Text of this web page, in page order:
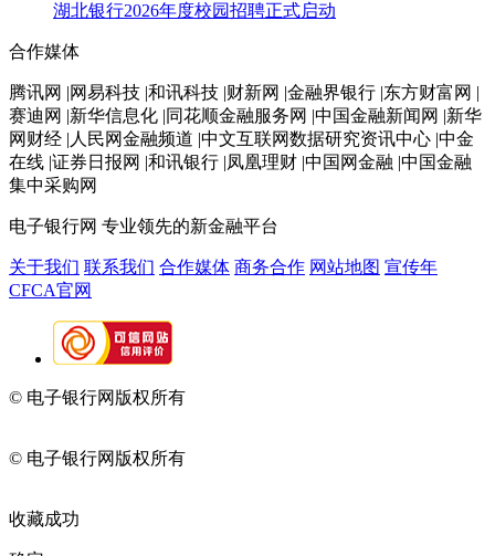
湖北银行2026年度校园招聘正式启动
合作媒体
腾讯网 |网易科技 |和讯科技 |财新网 |金融界银行 |东方财富网 |
赛迪网 |新华信息化 |同花顺金融服务网 |中国金融新闻网 |新华
网财经 |人民网金融频道 |中文互联网数据研究资讯中心 |中金
在线 |证券日报网 |和讯银行 |凤凰理财 |中国网金融 |中国金融
集中采购网
电子银行网 专业领先的新金融平台
关于我们 联系我们 合作媒体 商务合作 网站地图 宣传年
CFCA官网
© 电子银行网版权所有
© 电子银行网版权所有
收藏成功